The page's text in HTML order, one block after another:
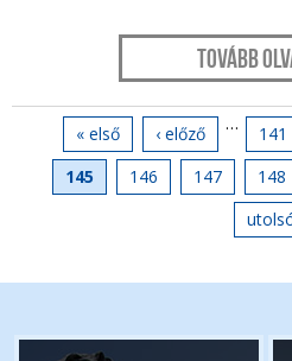
Tovább
Oldalak« első ‹ előző … 141
145
146 147 148